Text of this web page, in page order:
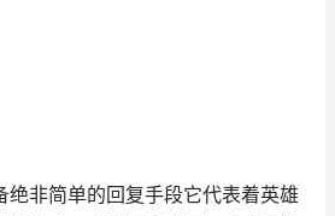
绝非简单的回复手段它代表着英雄